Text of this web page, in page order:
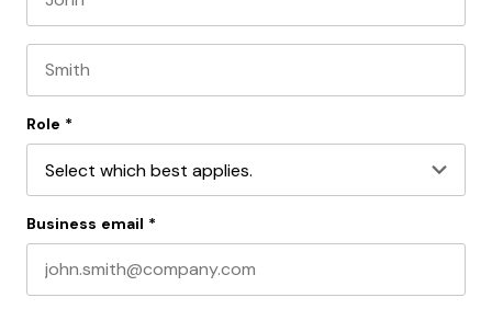
Role *
Business email *